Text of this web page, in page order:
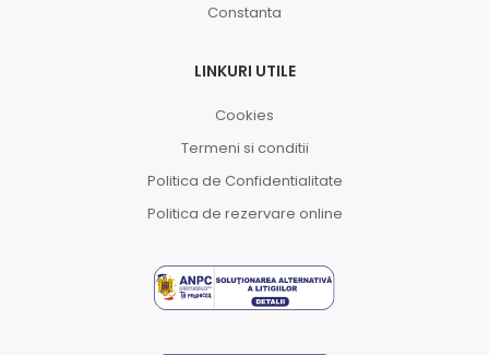
Constanta
LINKURI UTILE
Cookies
Termeni si conditii
Politica de Confidentialitate
Politica de rezervare online